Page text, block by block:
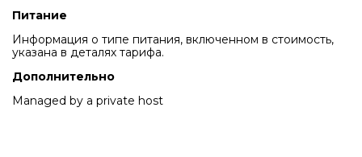
Питание
Информация о типе питания, включенном в стоимость,
указана в деталях тарифа.
Дополнительно
Managed by a private host